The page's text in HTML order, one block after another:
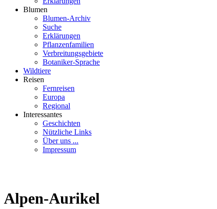
Blumen
Blumen-Archiv
Suche
Erklärungen
Pflanzenfamilien
Verbreitungsgebiete
Botaniker-Sprache
Wildtiere
Reisen
Fernreisen
Europa
Regional
Interessantes
Geschichten
Nützliche Links
Über uns ...
Impressum
Alpen-Aurikel